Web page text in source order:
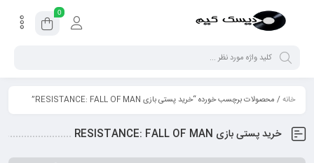
0
خانه/ محصولات برچسب خورده “خرید پستی بازی RESISTANCE: FALL OF MAN”
خرید پستی بازی RESISTANCE: FALL OF MAN